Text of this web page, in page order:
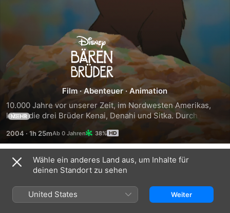
Bärenbrüder
Film ·Abenteuer ·Animation
10.000 Jahre vor unserer Zeit, im Nordwesten Amerikas,
leben die drei Brüder Kenai, Denahi und Sitka. Durch ein
furchtbares Unglück wird der Älteste, Sitka, von einem
Bären getötet. Kenai will den Tod seines Bruders rächen.
Doch dann passiert etwas Unglaubliches: Er wird selbst in
einen Bären verwandelt. Nach und nach lernt er, die Welt
mit anderen Augen zu sehen und mit einem anderen
Loyalität, der berührt.
MEHR
2004 · 1h 25m 38%
Trailer
Wähle ein anderes Land aus, um Inhalte für
deinen Standort zu sehen
United States Weiter